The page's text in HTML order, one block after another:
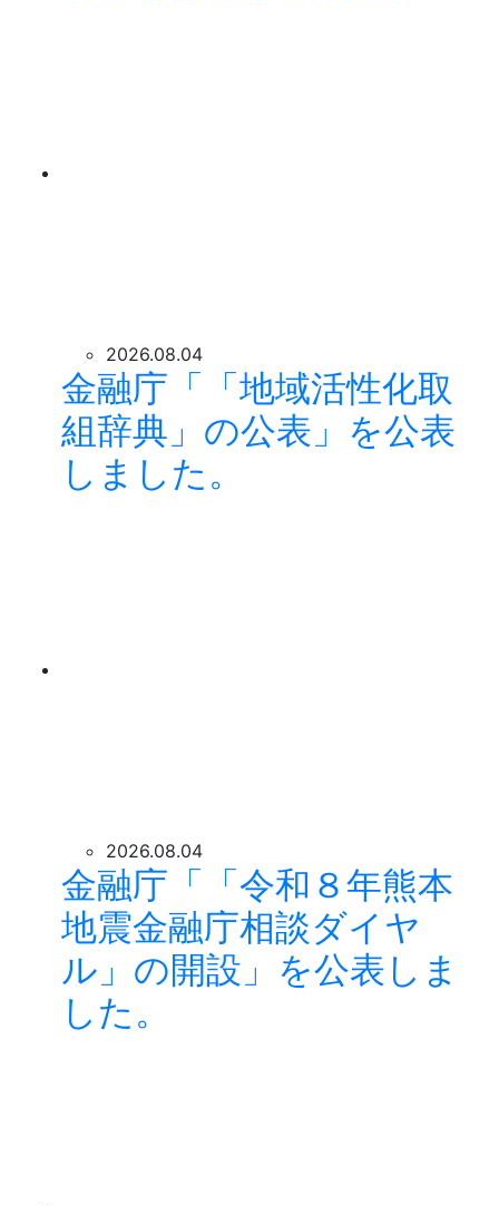
2026.08.04
金融庁「「地域活性化取
組辞典」の公表」を公表
しました。
2026.08.04
金融庁「「令和８年熊本
地震金融庁相談ダイヤ
ル」の開設」を公表しま
した。